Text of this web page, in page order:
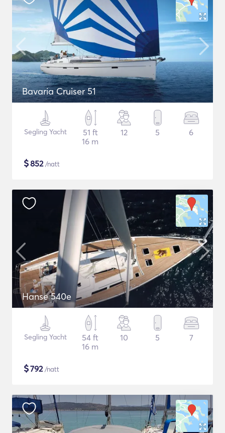
Bavaria Cruiser 51
Segling Yacht
51 ft
16 m
12 5 6
$852/natt
Hanse 540e
Segling Yacht
54 ft
16 m
10 5 7
$792/natt